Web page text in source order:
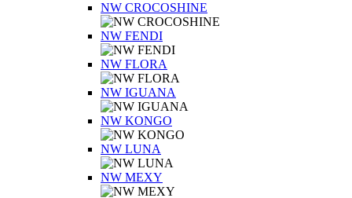
NW CROCOSHINE
NW FENDI
NW FLORA
NW IGUANA
NW KONGO
NW LUNA
NW MEXY